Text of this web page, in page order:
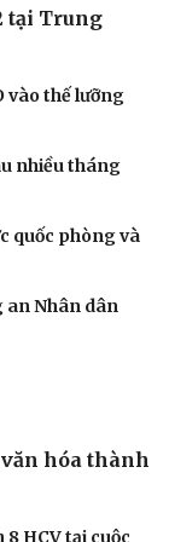
trong nước
61,9 triệu
giết mổ nhỏ lẻ
có giá 139,2-
loạt tăng trên
tại Trung